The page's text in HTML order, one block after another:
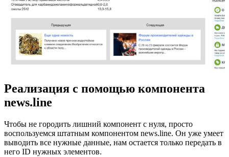
Реализация с помощью компонента
news.line
Чтобы не городить лишний компонент с нуля, просто
воспользуемся штатным компонентом news.line. Он уже умеет
выводить все нужные данные, нам остается только передать в
него ID нужных элементов.